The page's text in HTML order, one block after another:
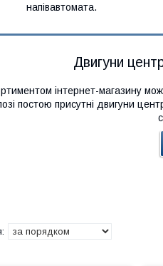
напівавтомата.
Двигуни
інтернет-магазину
постою присутні двигуни